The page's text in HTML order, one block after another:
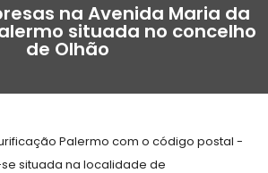
na Avenida Maria da
situada no concelho
de Olhão
Palermo com o código postal -
situada na localidade de